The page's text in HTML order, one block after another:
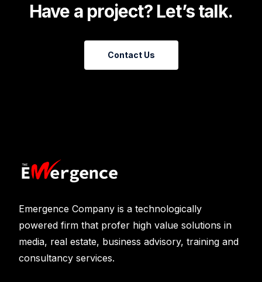
Have a project? Let’s talk.
Contact Us
Emergence Company is a technologically
powered firm that profer high value solutions in
media, real estate, business advisory, training and
consultancy services.